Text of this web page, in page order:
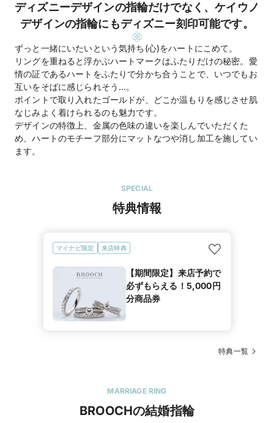
ディズニーデザインの指輪だけでなく、ケイウノ
デザインの指輪にもディズニー刻印可能です。
ずっと一緒にいたいという気持ち(心)をハートにこめて。
リングを重ねると浮かぶハートマークはふたりだけの秘密。愛
情の証であるハートをふたりで分かち合うことで、いつでもお
互いをそばに感じられそう…。
ポイントで取り入れたゴールドが、どこか温もりを感じさせ肌
なじみよく着けられるのも魅力です。
デザインの特徴上、金属の色味の違いを楽しんでいただくた
め、ハートのモチーフ部分にマットなつや消し加工を施してい
ます。
SPECIAL
特典情報
マイナビ限定 来店特典
【期間限定】来店予約で
必ずもらえる！5,000円
分商品券
特典一覧
MARRIAGE RING
BROOCHの結婚指輪